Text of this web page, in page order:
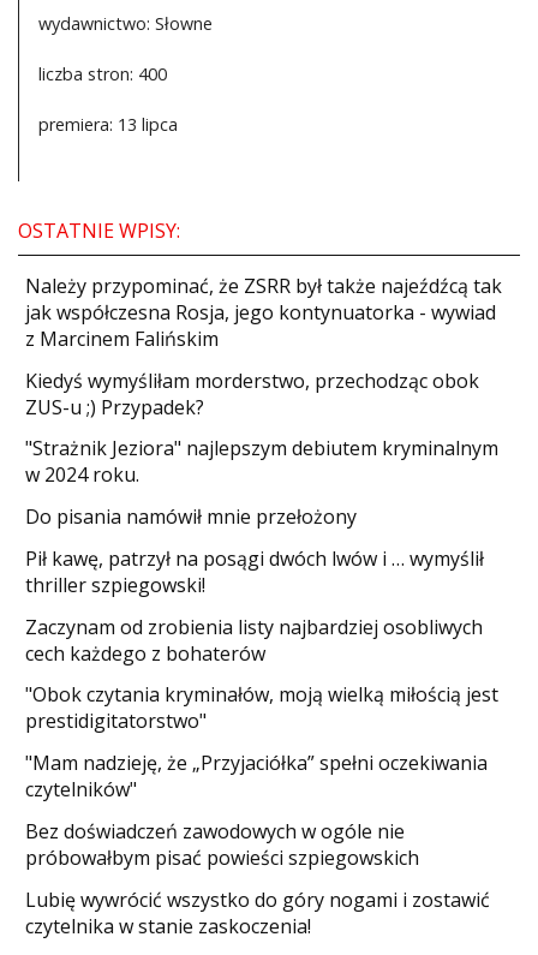
wydawnictwo: Słowne
liczba stron: 400
premiera: 13 lipca
OSTATNIE WPISY:
Należy przypominać, że ZSRR był także najeźdźcą tak
jak współczesna Rosja, jego kontynuatorka - wywiad
z Marcinem Falińskim
Kiedyś wymyśliłam morderstwo, przechodząc obok
ZUS-u ;) Przypadek?
"Strażnik Jeziora" najlepszym debiutem kryminalnym
w 2024 roku.
Do pisania namówił mnie przełożony
​Pił kawę, patrzył na posągi dwóch lwów i … wymyślił
thriller szpiegowski!
Zaczynam od zrobienia listy najbardziej osobliwych
cech każdego z bohaterów
"Obok czytania kryminałów, moją wielką miłością jest
prestidigitatorstwo"
"Mam nadzieję, że „Przyjaciółka” spełni oczekiwania
czytelników"
Bez doświadczeń zawodowych w ogóle nie
próbowałbym pisać powieści szpiegowskich
​Lubię wywrócić wszystko do góry nogami i zostawić
czytelnika w stanie zaskoczenia!